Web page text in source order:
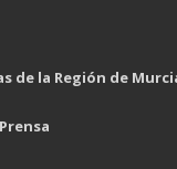
de la Región de